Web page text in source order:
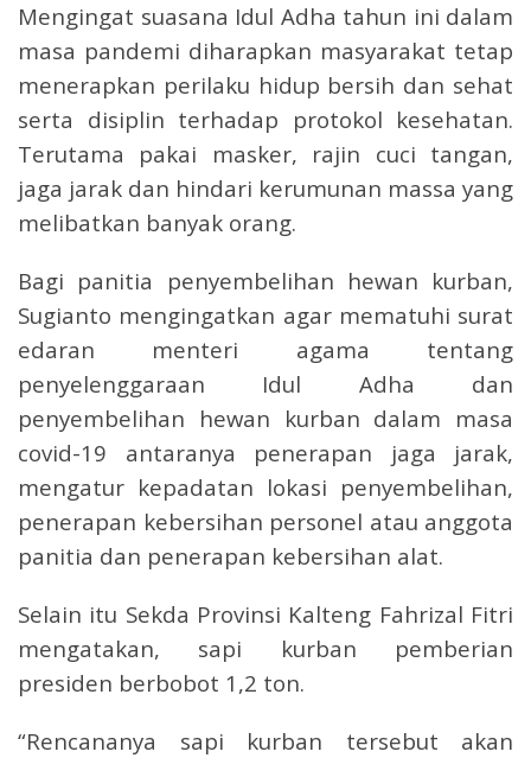
Mengingat suasana Idul Adha tahun ini dalam
masa pandemi diharapkan masyarakat tetap
menerapkan perilaku hidup bersih dan sehat
serta disiplin terhadap protokol kesehatan.
Terutama pakai masker, rajin cuci tangan,
jaga jarak dan hindari kerumunan massa yang
melibatkan banyak orang.
Bagi panitia penyembelihan hewan kurban,
Sugianto mengingatkan agar mematuhi surat
edaran menteri agama tentang
penyelenggaraan Idul Adha dan
penyembelihan hewan kurban dalam masa
covid-19 antaranya penerapan jaga jarak,
mengatur kepadatan lokasi penyembelihan,
penerapan kebersihan personel atau anggota
panitia dan penerapan kebersihan alat.
Selain itu Sekda Provinsi Kalteng Fahrizal Fitri
mengatakan, sapi kurban pemberian
presiden berbobot 1,2 ton.
“Rencananya sapi kurban tersebut akan